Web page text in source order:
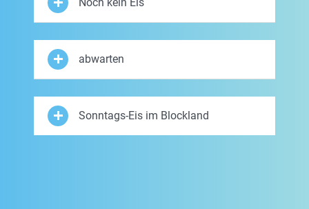
abwarten
Sonntags-Eis im Blockland